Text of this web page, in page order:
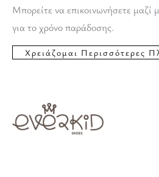
Μπορείτε να επικοινωνήσετε μαζί
για το χρόνο παράδοσης.